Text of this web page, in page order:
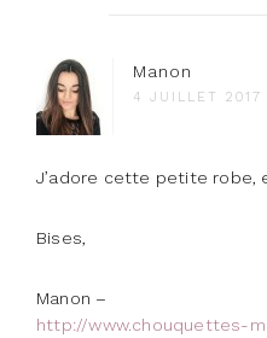
Manon
4 JUILLET 2017
J’adore cette petite robe,
Bises,
Manon –
http://www.chouquettes-